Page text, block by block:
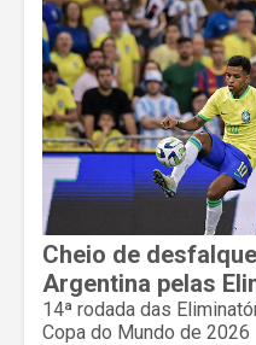
Cheio de
Argentina pelas
14ª rodada das
Copa do Mundo de 2026